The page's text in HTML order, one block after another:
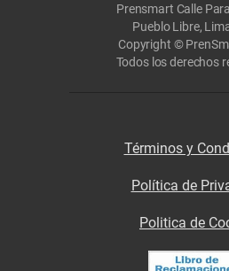
Prensmart Calle
Pueblo Libre,
Copyright ©
Todos los derechos
Términos y
Política de
Politica de